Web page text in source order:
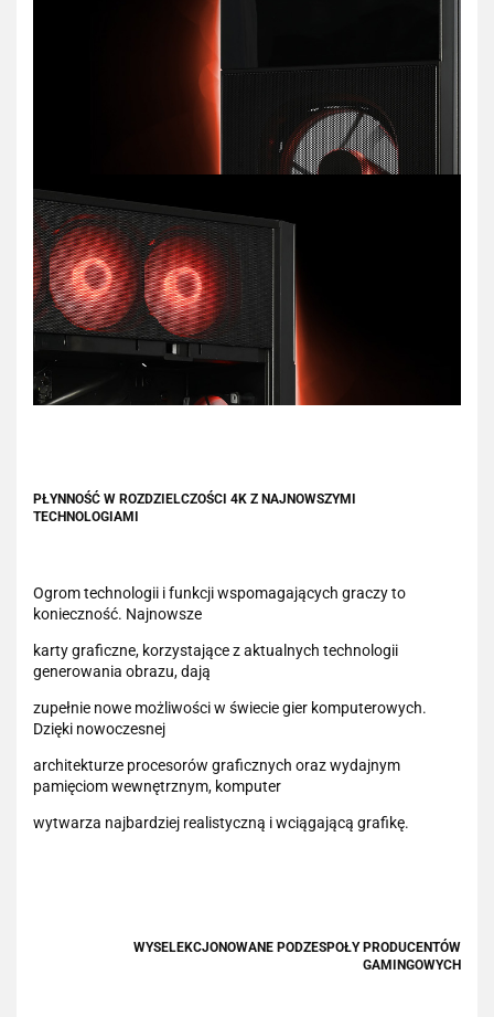
PŁYNNOŚĆ W ROZDZIELCZOŚCI 4K Z NAJNOWSZYMI
TECHNOLOGIAMI
Ogrom technologii i funkcji wspomagających graczy to
konieczność. Najnowsze
karty graficzne, korzystające z aktualnych technologii
generowania obrazu, dają
zupełnie nowe możliwości w świecie gier komputerowych.
Dzięki nowoczesnej
architekturze procesorów graficznych oraz wydajnym
pamięciom wewnętrznym, komputer
wytwarza najbardziej realistyczną i wciągającą grafikę.
WYSELEKCJONOWANE PODZESPOŁY PRODUCENTÓW
GAMINGOWYCH